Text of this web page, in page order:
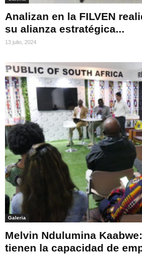
Analizan en la FILVEN
su alianza estratégica...
13 julio, 2024
Galeria
Melvin Ndulumina
tienen la capacidad de